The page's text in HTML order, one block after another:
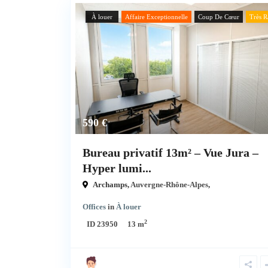
590 €
À louer Affaire Exceptionnelle Coup De Cœur Très
Bureau privatif 13m² – Vue Jura –
Hyper lumi...
Archamps,Auvergne-Rhône-Alpes,
Offices in À louer
ID 23950 13 m2